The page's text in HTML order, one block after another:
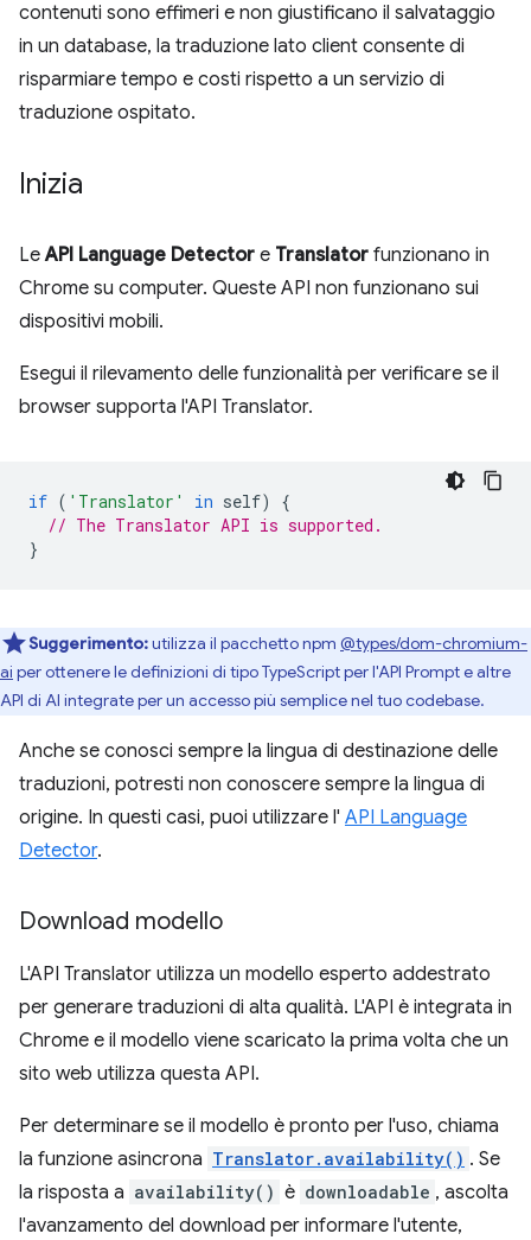
contenuti sono effimeri e non giustificano il salvataggio
in un database, la traduzione lato client consente di
risparmiare tempo e costi rispetto a un servizio di
traduzione ospitato.
Inizia
LeAPI Language Detector e Translator funzionano in
Chrome su computer. Queste API non funzionano sui
dispositivi mobili.
Esegui il rilevamento delle funzionalità per verificare se il
browser supporta l'API Translator.
if ( 'Translator' in self)
{
// The Translator API is supported.
}
Suggerimento:utilizza il pacchetto npm @types/dom-chromium-
ai per ottenere le definizioni di tipo TypeScript per l'API Prompt e altre
API di AI integrate per un accesso più semplice nel tuo codebase.
Anche se conosci sempre la lingua di destinazione delle
traduzioni, potresti non conoscere sempre la lingua di
origine. In questi casi, puoi utilizzare l' API Language
Detector.
Download modello
L'API Translator utilizza un modello esperto addestrato
per generare traduzioni di alta qualità. L'API è integrata in
Chrome e il modello viene scaricato la prima volta che un
sito web utilizza questa API.
Per determinare se il modello è pronto per l'uso, chiama
la funzione asincrona Translator.availability() . Se
la risposta a availability() è downloadable , ascolta
l'avanzamento del download per informare l'utente,